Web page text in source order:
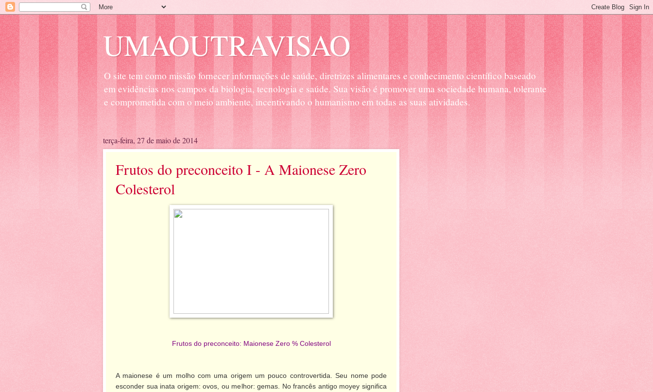
UMAOUTRAVISAO
O site tem como missão fornecer informações de saúde, diretrizes alimentares e conhecimento científico baseado
em evidências nos campos da biologia, tecnologia e saúde. Sua visão é promover uma sociedade humana, tolerante
e comprometida com o meio ambiente, incentivando o humanismo em todas as suas atividades.
terça-feira, 27 de maio de 2014
Frutos do preconceito I - A Maionese Zero
Colesterol
Frutos do preconceito: Maionese Zero % Colesterol
A maionese é um molho com uma origem um pouco controvertida. Seu nome pode
esconder sua inata origem: ovos, ou melhor: gemas. No francês antigo moyey significa